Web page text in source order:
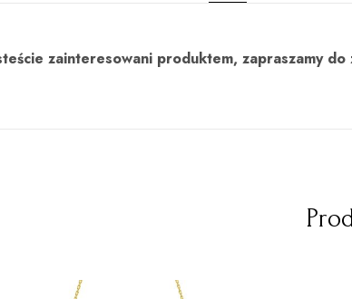
zainteresowani produktem, zapraszamy do